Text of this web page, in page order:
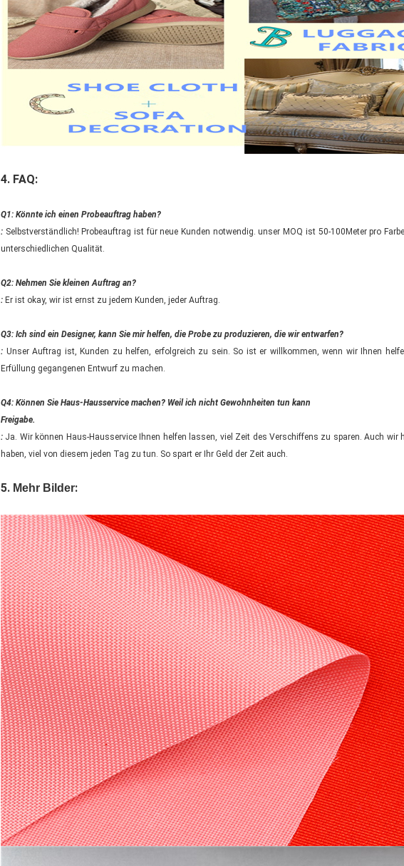
4. FAQ:
Q1: Könnte ich einen Probeauftrag haben?
: Selbstverständlich! Probeauftrag ist für neue Kunden notwendig. unser MOQ ist 50-100Meter pro
unterschiedlichen Qualität.
Q2: Nehmen Sie kleinen Auftrag an?
: Er ist okay, wir ist ernst zu jedem Kunden, jeder Auftrag.
Q3: Ich sind ein Designer, kann Sie mir helfen, die Probe zu produzieren, die wir entwarfen?
: Unser Auftrag ist, Kunden zu helfen, erfolgreich zu sein. So ist er willkommen, wenn wir Ihnen
Erfüllung gegangenen Entwurf zu machen.
Q4: Können Sie Haus-Hausservice machen? Weil ich nicht Gewohnheiten tun kann
Freigabe.
: Ja. Wir können Haus-Hausservice Ihnen helfen lassen, viel Zeit des Verschiffens zu sparen. Auch wir
haben, viel von diesem jeden Tag zu tun. So spart er Ihr Geld der Zeit auch.
5. Mehr Bilder: